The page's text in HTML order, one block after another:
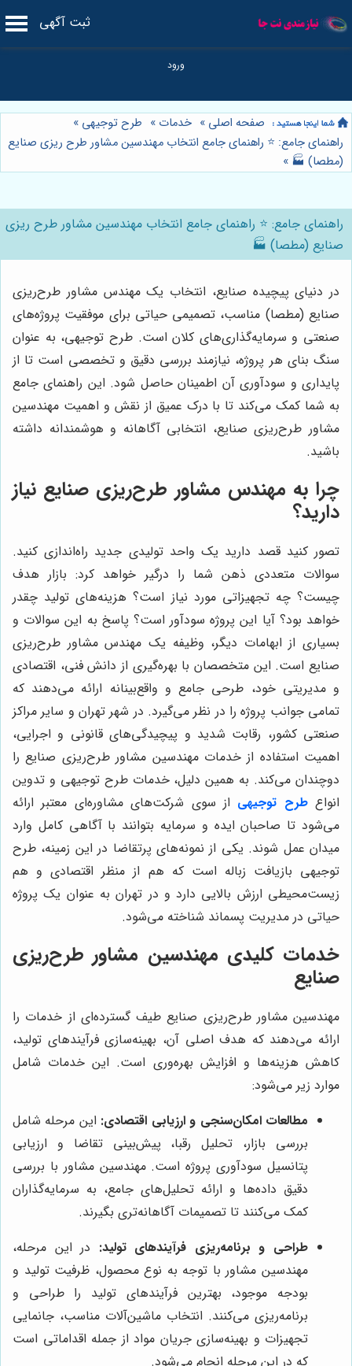
ثبت آگهی
صفحه اصلی » خدمات » طرح توجیهی »
راهنمای جامع: ⭐️ راهنمای جامع انتخاب مهندسین مشاور طرح ریزی صنایع
(مطصا) 🏭 »
راهنمای جامع: ⭐️ راهنمای جامع انتخاب مهندسین مشاور طرح ریزی
صنایع (مطصا) 🏭
در دنیای پیچیده صنایع، انتخاب یک مهندس مشاور طرح‌ریزی
صنایع (مطصا) مناسب، تصمیمی حیاتی برای موفقیت پروژه‌های
صنعتی و سرمایه‌گذاری‌های کلان است. طرح توجیهی، به عنوان
سنگ بنای هر پروژه، نیازمند بررسی دقیق و تخصصی است تا از
پایداری و سودآوری آن اطمینان حاصل شود. این راهنمای جامع
به شما کمک می‌کند تا با درک عمیق از نقش و اهمیت مهندسین
مشاور طرح‌ریزی صنایع، انتخابی آگاهانه و هوشمندانه داشته
باشید.
چرا به مهندس مشاور طرح‌ریزی صنایع نیاز
دارید؟
تصور کنید قصد دارید یک واحد تولیدی جدید راه‌اندازی کنید.
سوالات متعددی ذهن شما را درگیر خواهد کرد: بازار هدف
چیست؟ چه تجهیزاتی مورد نیاز است؟ هزینه‌های تولید چقدر
خواهد بود؟ آیا این پروژه سودآور است؟ پاسخ به این سوالات و
بسیاری از ابهامات دیگر، وظیفه یک مهندس مشاور طرح‌ریزی
صنایع است. این متخصصان با بهره‌گیری از دانش فنی، اقتصادی
و مدیریتی خود، طرحی جامع و واقع‌بینانه ارائه می‌دهند که
تمامی جوانب پروژه را در نظر می‌گیرد. در شهر تهران و سایر مراکز
صنعتی کشور، رقابت شدید و پیچیدگی‌های قانونی و اجرایی،
اهمیت استفاده از خدمات مهندسین مشاور طرح‌ریزی صنایع را
دوچندان می‌کند. به همین دلیل، خدمات طرح توجیهی و تدوین
انواعطرح توجیهی از سوی شرکت‌های مشاوره‌ای معتبر ارائه
می‌شود تا صاحبان ایده و سرمایه بتوانند با آگاهی کامل وارد
میدان عمل شوند. یکی از نمونه‌های پرتقاضا در این زمینه، طرح
توجیهی بازیافت زباله است که هم از منظر اقتصادی و هم
زیست‌محیطی ارزش بالایی دارد و در تهران به عنوان یک پروژه
حیاتی در مدیریت پسماند شناخته می‌شود.
خدمات کلیدی مهندسین مشاور طرح‌ریزی
صنایع
مهندسین مشاور طرح‌ریزی صنایع طیف گسترده‌ای از خدمات را
ارائه می‌دهند که هدف اصلی آن، بهینه‌سازی فرآیندهای تولید،
کاهش هزینه‌ها و افزایش بهره‌وری است. این خدمات شامل
موارد زیر می‌شود:
مطالعات امکان‌سنجی و ارزیابی اقتصادی: این مرحله شامل
بررسی بازار، تحلیل رقبا، پیش‌بینی تقاضا و ارزیابی
پتانسیل سودآوری پروژه است. مهندسین مشاور با بررسی
دقیق داده‌ها و ارائه تحلیل‌های جامع، به سرمایه‌گذاران
کمک می‌کنند تا تصمیمات آگاهانه‌تری بگیرند.
طراحی و برنامه‌ریزی فرآیندهای تولید: در این مرحله،
مهندسین مشاور با توجه به نوع محصول، ظرفیت تولید و
بودجه موجود، بهترین فرآیندهای تولید را طراحی و
برنامه‌ریزی می‌کنند. انتخاب ماشین‌آلات مناسب، جانمایی
تجهیزات و بهینه‌سازی جریان مواد از جمله اقداماتی است
که در این مرحله انجام می‌شود.